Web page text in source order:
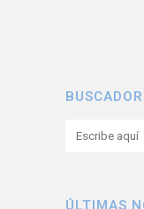
BUSCADOR